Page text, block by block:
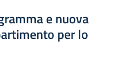
e nuova
per lo